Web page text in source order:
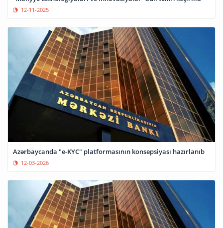
12-11-2025
Azərbaycanda "e-KYC" platformasının konsepsiyası hazırlanıb
12-03-2026